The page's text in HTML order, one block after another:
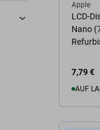
Apple
LCD-
Nano
7,79 €
AUF
Zum